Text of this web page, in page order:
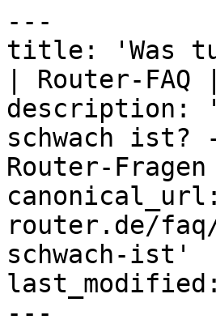
---
title: 'Was
| Router-
description:
schwach ist?
Router-
router.de/
schwach-ist'
---